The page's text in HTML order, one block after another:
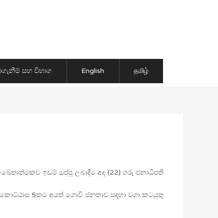
සහ විභාග English தமிழ்
ඉඩම් ඔප්පු ලබාදීම අද (22) ගරු ජනාධිපති
කොට්ඨාස 5කට අයත් ගොවි ජනතාව සඳහා වගා කටයුතු